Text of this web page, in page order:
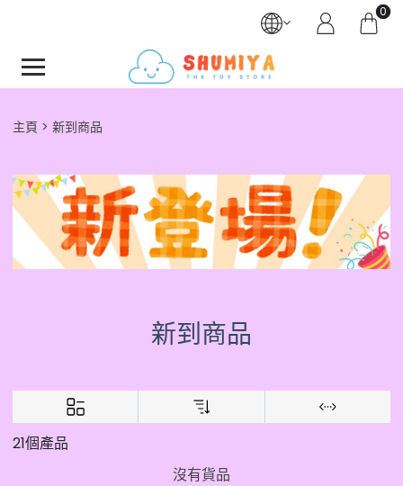
0
主頁 新到商品
新到商品
21個產品
沒有貨品